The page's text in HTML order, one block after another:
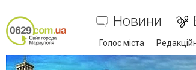
Новини
Голос міста